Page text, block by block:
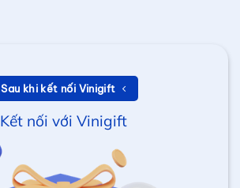
Sau khi kết nối Vinigift
Kết nối với Vinigift